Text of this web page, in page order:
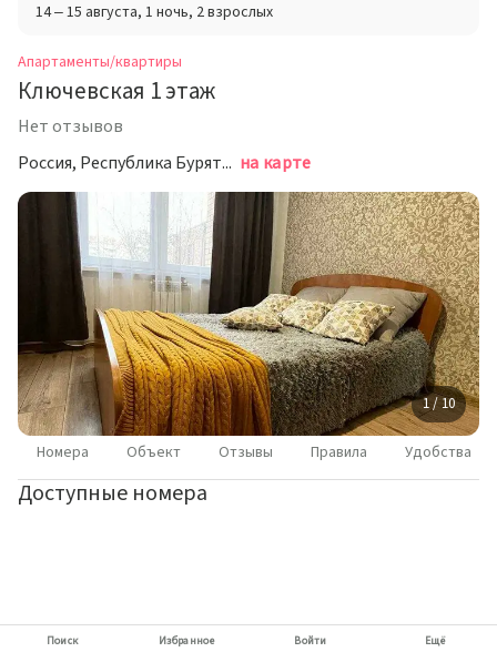
14 – 15 августа, 1 ночь, 2 взрослых
Апартаменты/квартиры
Ключевская 1 этаж
Нет отзывов
Россия, Республика Бурятия, Улан-Удэ, Ключевская улица, 61 на карте
1 / 10
Номера Объект Отзывы Правила Удобства
Доступные номера
Поиск Избранное Войти Ещё